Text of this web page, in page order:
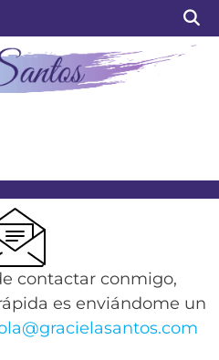
contactar conmigo,
es enviándome un